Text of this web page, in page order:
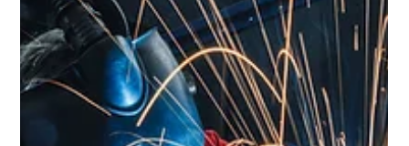
Authentizität – genau das, was Ihre Kunden sehen und füh